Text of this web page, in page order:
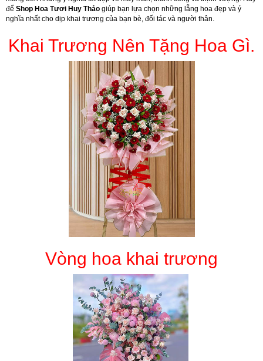
để Shop Hoa Tươi Huy Thảo giúp bạn lựa chọn những lẵng hoa đẹp và ý
nghĩa nhất cho dịp khai trương của bạn bè, đối tác và người thân.
Khai Trương Nên Tặng Hoa Gì.
Vòng hoa khai trương